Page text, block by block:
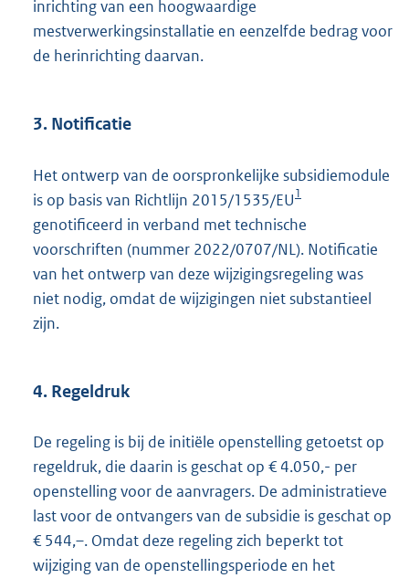
inrichting van een hoogwaardige
mestverwerkingsinstallatie en eenzelfde bedrag voor
de herinrichting daarvan.
3. Notificatie
Het ontwerp van de oorspronkelijke subsidiemodule
is op basis van Richtlijn 2015/1535/EU1
genotificeerd in verband met technische
voorschriften (nummer 2022/0707/NL). Notificatie
van het ontwerp van deze wijzigingsregeling was
niet nodig, omdat de wijzigingen niet substantieel
zijn.
4. Regeldruk
De regeling is bij de initiële openstelling getoetst op
regeldruk, die daarin is geschat op € 4.050,- per
openstelling voor de aanvragers. De administratieve
last voor de ontvangers van de subsidie is geschat op
€ 544,–. Omdat deze regeling zich beperkt tot
wijziging van de openstellingsperiode en het